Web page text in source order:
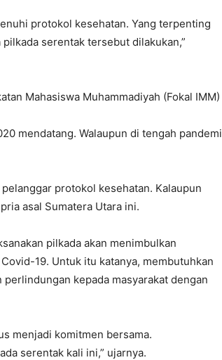
protokol kesehatan. Yang terpenting
serentak tersebut dilakukan,”
Mahasiswa Muhammadiyah (Fokal IMM)
mendatang. Walaupun di tengah pandemi
protokol kesehatan. Kalaupun
asal Sumatera Utara ini.
pilkada akan menimbulkan
19. Untuk itu katanya, membutuhkan
kepada masyarakat dengan
menjadi komitmen bersama.
serentak kali ini,” ujarnya.